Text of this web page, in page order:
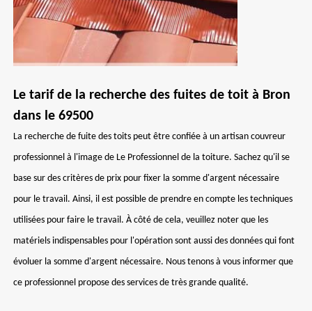
Le tarif de la recherche des fuites de toit à Bron
dans le 69500
La recherche de fuite des toits peut être confiée à un artisan couvreur
professionnel à l'image de Le Professionnel de la toiture. Sachez qu'il se
base sur des critères de prix pour fixer la somme d'argent nécessaire
pour le travail. Ainsi, il est possible de prendre en compte les techniques
utilisées pour faire le travail. À côté de cela, veuillez noter que les
matériels indispensables pour l'opération sont aussi des données qui font
évoluer la somme d'argent nécessaire. Nous tenons à vous informer que
ce professionnel propose des services de très grande qualité.